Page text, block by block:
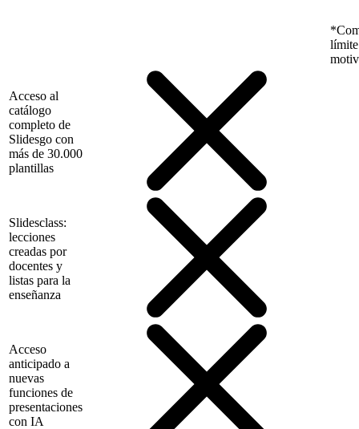
límite
Acceso al
catálogo
completo de
Slidesgo con
más de 30.000
plantillas
Slidesclass:
lecciones
creadas por
docentes y
listas para la
enseñanza
Acceso
anticipado a
nuevas
funciones de
presentaciones
con IA